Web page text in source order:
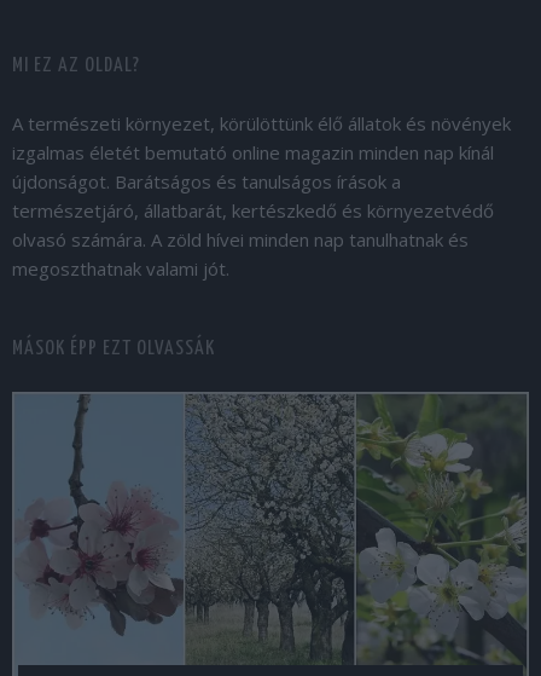
MI EZ AZ OLDAL?
A természeti környezet, körülöttünk élő állatok és növények
izgalmas életét bemutató online magazin minden nap kínál
újdonságot. Barátságos és tanulságos írások a
természetjáró, állatbarát, kertészkedő és környezetvédő
olvasó számára. A zöld hívei minden nap tanulhatnak és
megoszthatnak valami jót.
MÁSOK ÉPP EZT OLVASSÁK